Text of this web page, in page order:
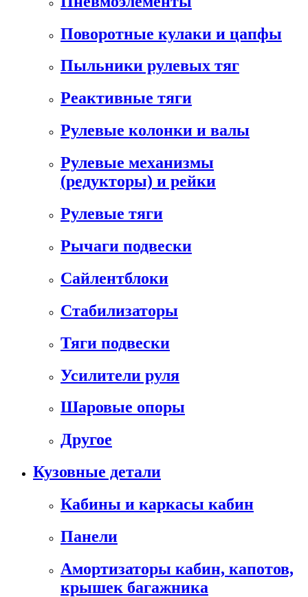
Поворотные кулаки и цапфы
Пыльники рулевых тяг
Реактивные тяги
Рулевые колонки и валы
Рулевые механизмы
(редукторы) и рейки
Рулевые тяги
Рычаги подвески
Сайлентблоки
Стабилизаторы
Тяги подвески
Усилители руля
Шаровые опоры
Другое
Кузовные детали
Кабины и каркасы кабин
Панели
Амортизаторы кабин, капотов,
крышек багажника